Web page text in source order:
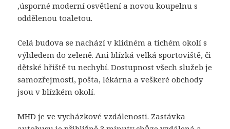
,úsporné moderní osvětlení a novou koupelnu s
oddělenou toaletou.
Celá budova se nachází v klidném a tichém okolí s
výhledem do zeleně. Ani blízká velká sportoviště, či
dětské hřiště tu nechybí. Dostupnost všech služeb je
samozřejmostí, pošta, lékárna a veškeré obchody
jsou v blízkém okolí.
MHD je ve vycházkové vzdálenosti. Zastávka